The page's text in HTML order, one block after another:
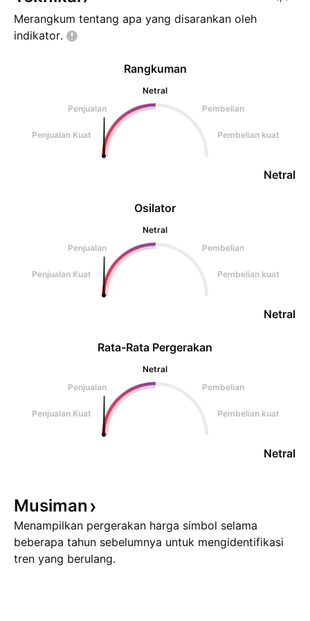
Merangkum tentang apa yang disarankan oleh
indikator.
Osilator
Netral
Penjualan
Pembelian
Penjualan Kuat Pembelian kuat
Netral
Rangkuman
Netral
Penjualan
Pembelian
Penjualan Kuat Pembelian kuat
Netral
Rata-Rata Pergerakan
Netral
Penjualan
Pembelian
Penjualan Kuat Pembelian kuat
Netral
Musiman
Menampilkan pergerakan harga simbol selama
beberapa tahun sebelumnya untuk mengidentifikasi
tren yang berulang.